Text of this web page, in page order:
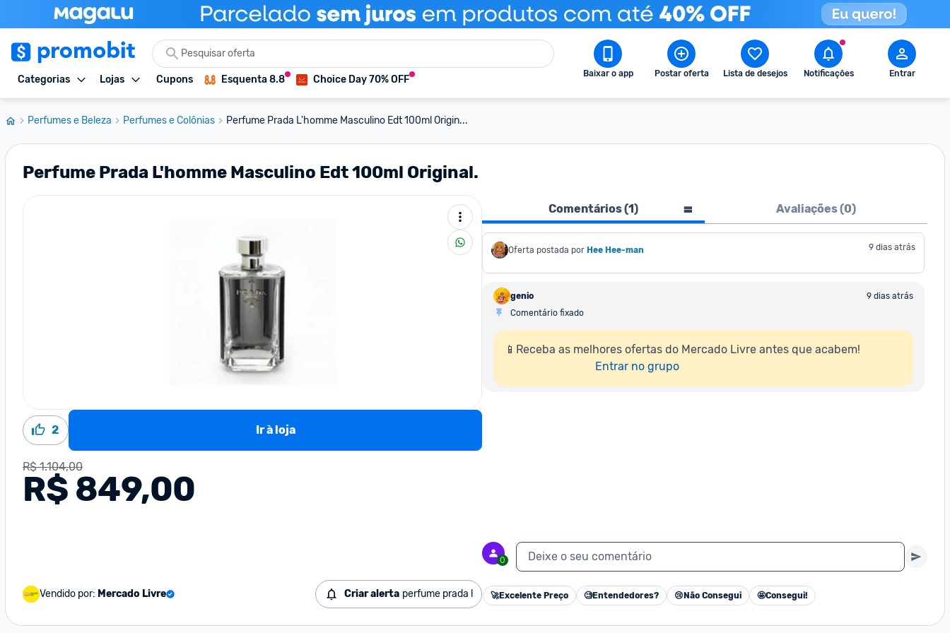
Categorias Lojas Cupons Esquenta 8.8 Choice Day 70% OFF Baixar o app Postar oferta Lista de desejos Notificações Entrar
Perfumes e Beleza Perfumes e Colônias Perfume Prada L'homme Masculino Edt 100ml Origin...
Perfume Prada L'homme Masculino Edt 100ml Original.
2 Ir à loja
R$ 1.104,00
R$ 849,00
Vendido por: Mercado Livre Criar alerta perfume prada l
Comentários (1) Avaliações (0)
Oferta postada por Hee Hee-man 9 dias atrás
genio
9 dias atrás
Comentário fixado
📱Receba as melhores ofertas do Mercado Livre antes que acabem!
Entrar no grupo
0 Deixe o seu comentário
🚀Excelente Preço 🧐Entendedores? 😢 Não Consegui 🤩Consegui!